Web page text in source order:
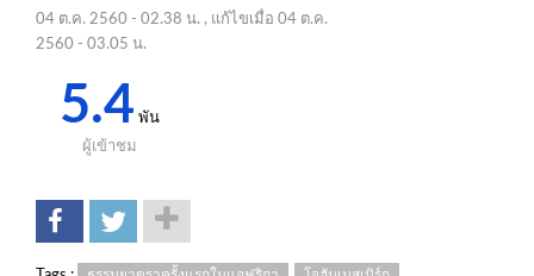
04 ต.ค. 2560 - 02.38 น. , แก้ไขเมื่อ 04 ต.ค.
2560 - 03.05 น.
5.4 พัน
ผู้เข้าชม